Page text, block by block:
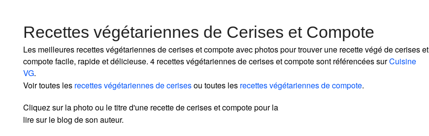
Recettes végétariennes de Cerises et Compote
Les meilleures recettes végétariennes de cerises et compote avec photos pour trouver une recette végé de cerises et
compote facile, rapide et délicieuse. 4 recettes végétariennes de cerises et compote sont référencées surCuisine
VG.
Voir toutes les recettes végétariennes de cerisesou toutes les recettes végétariennes de compote.
Cliquez sur la photo ou le titre d'une recette de cerises et compote pour la
lire sur le blog de son auteur.